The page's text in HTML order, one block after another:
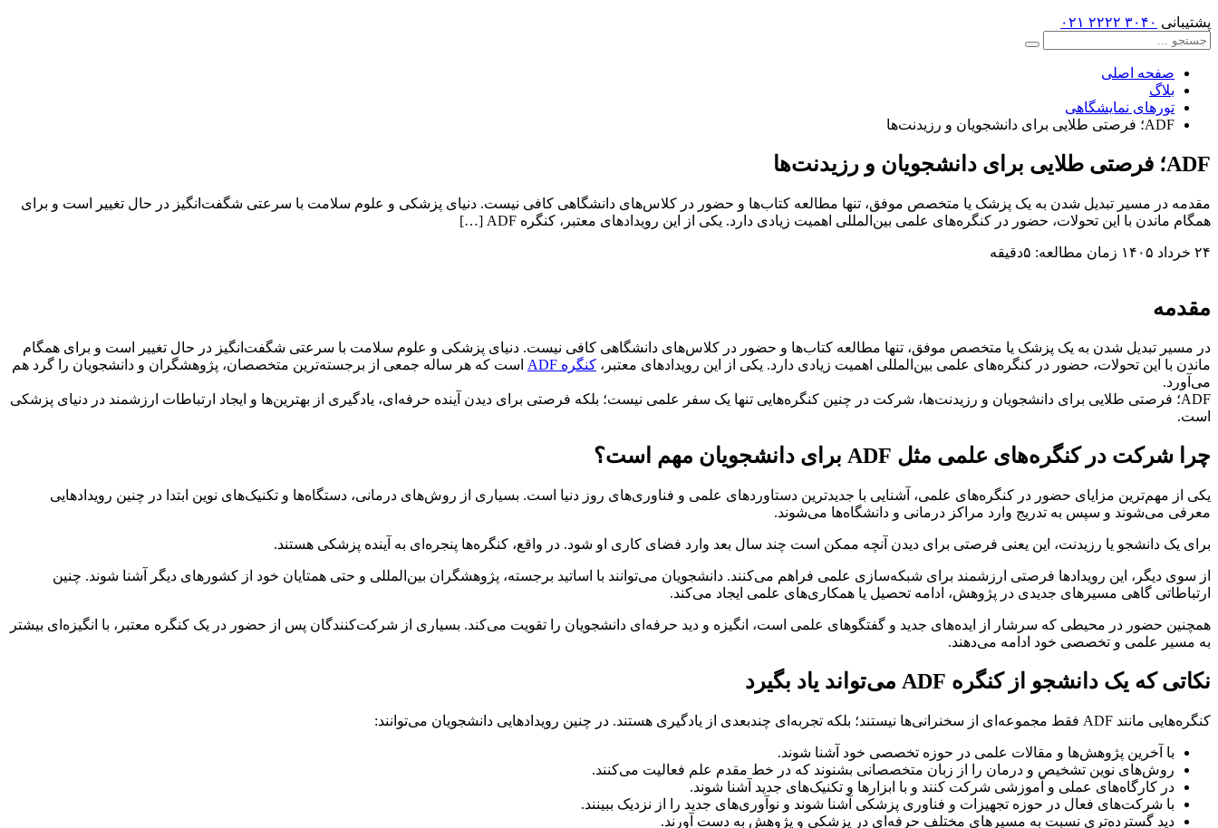
پشتیبانی ۳۰۴۰ ۲۲۲۲ ۰۲۱
صفحه اصلی
بلاگ
تورهای نمایشگاهی
ADF؛ فرصتی طلایی برای دانشجویان و رزیدنت‌ها
ADF؛ فرصتی طلایی برای دانشجویان و رزیدنت‌ها
مقدمه در مسیر تبدیل شدن به یک پزشک یا متخصص موفق، تنها مطالعه کتاب‌ها و حضور در کلاس‌های دانشگاهی کافی نیست. دنیای پزشکی و علوم سلامت با سرعتی شگفت‌انگیز در حال تغییر است و برای
همگام ماندن با این تحولات، حضور در کنگره‌های علمی بین‌المللی اهمیت زیادی دارد. یکی از این رویدادهای معتبر، کنگره ADF […]
۲۴ خرداد ۱۴۰۵ زمان مطالعه: ۵دقیقه
مقدمه
در مسیر تبدیل شدن به یک پزشک یا متخصص موفق، تنها مطالعه کتاب‌ها و حضور در کلاس‌های دانشگاهی کافی نیست. دنیای پزشکی و علوم سلامت با سرعتی شگفت‌انگیز در حال تغییر است و برای همگام
ماندن با این تحولات، حضور در کنگره‌های علمی بین‌المللی اهمیت زیادی دارد. یکی از این رویدادهای معتبر، کنگره ADF
است که هر ساله جمعی از برجسته‌ترین متخصصان، پژوهشگران و دانشجویان را گرد هم
می‌آورد.
ADF؛ فرصتی طلایی برای دانشجویان و رزیدنت‌ها، شرکت در چنین کنگره‌هایی تنها یک سفر علمی نیست؛ بلکه فرصتی برای دیدن آینده حرفه‌ای، یادگیری از بهترین‌ها و ایجاد ارتباطات ارزشمند در دنیای پزشکی
است.
چرا شرکت در کنگره‌های علمی مثل ADF برای دانشجویان مهم است؟
یکی از مهم‌ترین مزایای حضور در کنگره‌های علمی، آشنایی با جدیدترین دستاوردهای علمی و فناوری‌های روز دنیا است. بسیاری از روش‌های درمانی، دستگاه‌ها و تکنیک‌های نوین ابتدا در چنین رویدادهایی
معرفی می‌شوند و سپس به تدریج وارد مراکز درمانی و دانشگاه‌ها می‌شوند.
برای یک دانشجو یا رزیدنت، این یعنی فرصتی برای دیدن آنچه ممکن است چند سال بعد وارد فضای کاری او شود. در واقع، کنگره‌ها پنجره‌ای به آینده پزشکی هستند.
از سوی دیگر، این رویدادها فرصتی ارزشمند برای شبکه‌سازی علمی فراهم می‌کنند. دانشجویان می‌توانند با اساتید برجسته، پژوهشگران بین‌المللی و حتی همتایان خود از کشورهای دیگر آشنا شوند. چنین
ارتباطاتی گاهی مسیرهای جدیدی در پژوهش، ادامه تحصیل یا همکاری‌های علمی ایجاد می‌کند.
همچنین حضور در محیطی که سرشار از ایده‌های جدید و گفتگوهای علمی است، انگیزه و دید حرفه‌ای دانشجویان را تقویت می‌کند. بسیاری از شرکت‌کنندگان پس از حضور در یک کنگره معتبر، با انگیزه‌ای بیشتر
به مسیر علمی و تخصصی خود ادامه می‌دهند.
نکاتی که یک دانشجو از کنگره ADF می‌تواند یاد بگیرد
کنگره‌هایی مانند ADF فقط مجموعه‌ای از سخنرانی‌ها نیستند؛ بلکه تجربه‌ای چندبعدی از یادگیری هستند. در چنین رویدادهایی دانشجویان می‌توانند:
با آخرین پژوهش‌ها و مقالات علمی در حوزه تخصصی خود آشنا شوند.
روش‌های نوین تشخیص و درمان را از زبان متخصصانی بشنوند که در خط مقدم علم فعالیت می‌کنند.
در کارگاه‌های عملی و آموزشی شرکت کنند و با ابزارها و تکنیک‌های جدید آشنا شوند.
با شرکت‌های فعال در حوزه تجهیزات و فناوری پزشکی آشنا شوند و نوآوری‌های جدید را از نزدیک ببینند.
دید گسترده‌تری نسبت به مسیرهای مختلف حرفه‌ای در پزشکی و پژوهش به دست آورند.